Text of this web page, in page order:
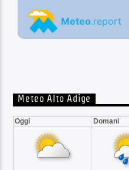
Meteo Alto Adige
Oggi Domani